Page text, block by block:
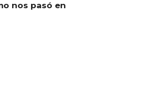
nos pasó en